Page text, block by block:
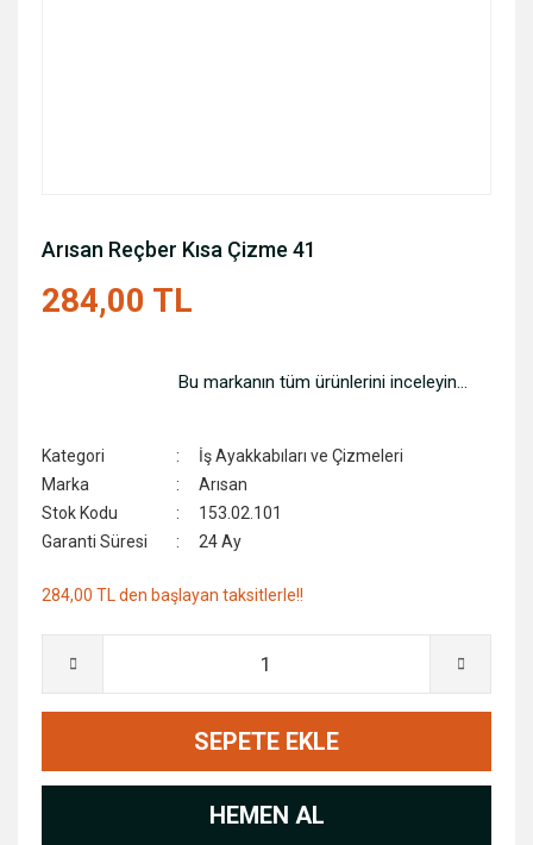
Arısan Reçber Kısa Çizme 41
284,00 TL
Bu markanın tüm ürünlerini inceleyin...
Kategori
İş Ayakkabıları ve Çizmeleri
Marka
Arısan
Stok Kodu
153.02.101
Garanti Süresi
24 Ay
284,00 TL den başlayan taksitlerle!!
SEPETE EKLE
HEMEN AL